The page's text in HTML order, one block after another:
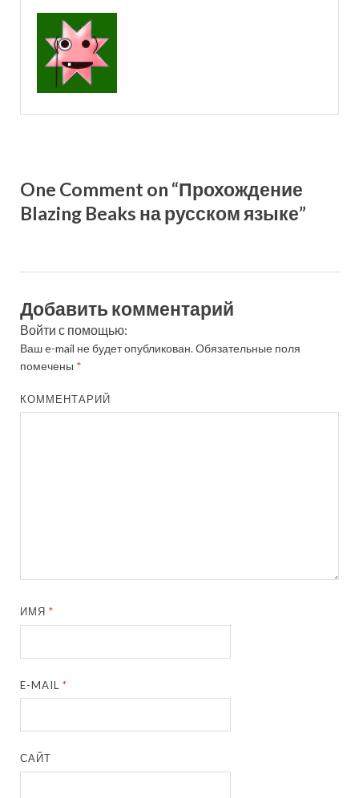
One Comment on “Прохождение
Blazing Beaks на русском языке”
Добавить комментарий
Войти с помощью:
Ваш e-mail не будет опубликован.Обязательные поля
помечены *
КОММЕНТАРИЙ
ИМЯ*
E-MAIL*
САЙТ